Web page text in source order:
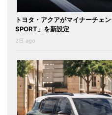
トヨタ・アクアがマイナーチェ
SPORT」を新設定
2日 ago